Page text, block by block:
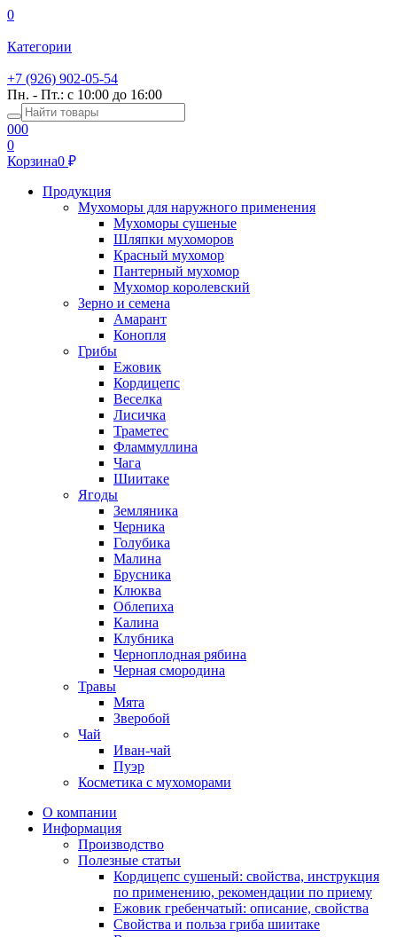
0
Категории
+7 (926) 902-05-54
Пн. - Пт.: с 10:00 до 16:00
000
0
Корзина0
Продукция
Мухоморы для наружного применения
Мухоморы сушеные
Шляпки мухоморов
Красный мухомор
Пантерный мухомор
Мухомор королевский
Зерно и семена
Амарант
Конопля
Грибы
Ежовик
Кордицепс
Веселка
Лисичка
Траметес
Фламмуллина
Чага
Шиитаке
Ягоды
Земляника
Черника
Голубика
Малина
Брусника
Клюква
Облепиха
Калина
Клубника
Черноплодная рябина
Черная смородина
Травы
Мята
Зверобой
Чай
Иван-чай
Пуэр
Косметика с мухоморами
О компании
Информация
Производство
Полезные статьи
Кордицепс сушеный: свойства, инструкция
по применению, рекомендации по приему
Ежовик гребенчатый: описание, свойства
Свойства и польза гриба шиитаке